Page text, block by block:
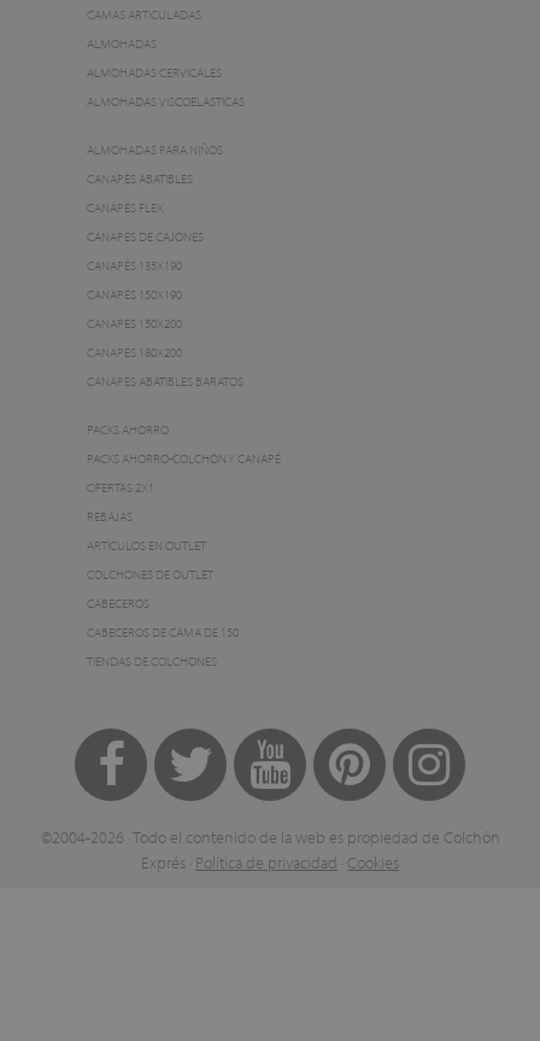
CAMAS ARTICULADAS
ALMOHADAS
ALMOHADAS CERVICALES
ALMOHADAS VISCOELÁSTICAS
ALMOHADAS PARA NIÑOS
CANAPÉS ABATIBLES
CANAPÉS FLEX
CANAPÉS DE CAJONES
CANAPÉS 135X190
CANAPÉS 150X190
CANAPÉS 150X200
CANAPÉS 180X200
CANAPÉS ABATIBLES BARATOS
PACKS AHORRO
PACKS AHORRO-COLCHÓN Y CANAPÉ
OFERTAS 2X1
REBAJAS
ARTÍCULOS EN OUTLET
COLCHONES DE OUTLET
CABECEROS
CABECEROS DE CAMA DE 150
TIENDAS DE COLCHONES
©2004-2026 · Todo el contenido de la web es propiedad de Colchón
Exprés · Política de privacidad · Cookies